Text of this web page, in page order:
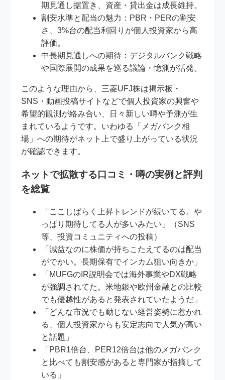
期見通し据置き、資産・貸出金は成長維持。
割安水準と配当の魅力：PBR・PERの割安
さ、3%台の配当利回りが個人投資家から高
評価。
中長期見通しへの期待：デジタルバンク戦略
や国際展開の成果を巡る議論・憶測が活発。
このような理由から、三菱UFJ株は掲示板・
SNS・動画投稿サイトなどで個人投資家の興奮や
希望的観測が絡み合い、日々新しい噂や予測が生
まれているようです。いわゆる「メガバンク相
場」への期待がネット上で盛り上がっている状況
が確認できます。
ネットで拡散する口コミ・噂の実例と評判
を総覧
「ここしばらく上昇トレンドが続いてる。や
っぱり期待してる人が多いみたい」（SNS
等、投資コミュニティへの投稿）
「減益なのに株価が持ちこたえてるのは配当
がでかい。長期保有でインカム狙い向きか」
「MUFGのIR説明会では海外事業やDX戦略
が強調されてた。米地銀や欧州金融との比較
でも優越性があると発表されていたようだ」
「どんな市況でも動じない経営姿勢に惹かれ
る、個人投資家からも安定志向で人気が高い
と話題」
「PBR1倍台、PER12倍台は他のメガバンク
と比べても割安感があると専門家が指摘して
いる」